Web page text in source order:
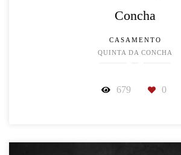
Concha
CASAMENTO
QUINTA DA CONCHA
679 0